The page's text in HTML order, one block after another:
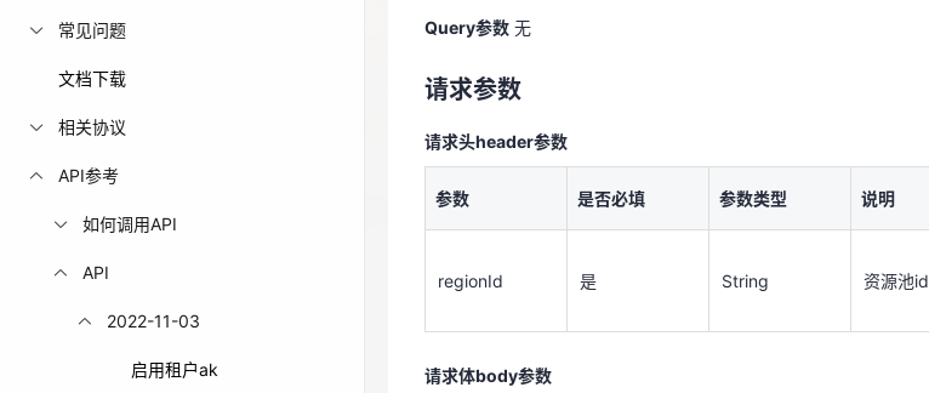
常见问题
文档下载
相关协议
API参考
如何调用API
API
2022-11-03
启用租户ak
请求参数
请求头header参数
参数
Query参数 无
请求参数
请求头header参数
参数 是否必填 参数类型 说明
regionId 是 String 资源池id
请求体body参数